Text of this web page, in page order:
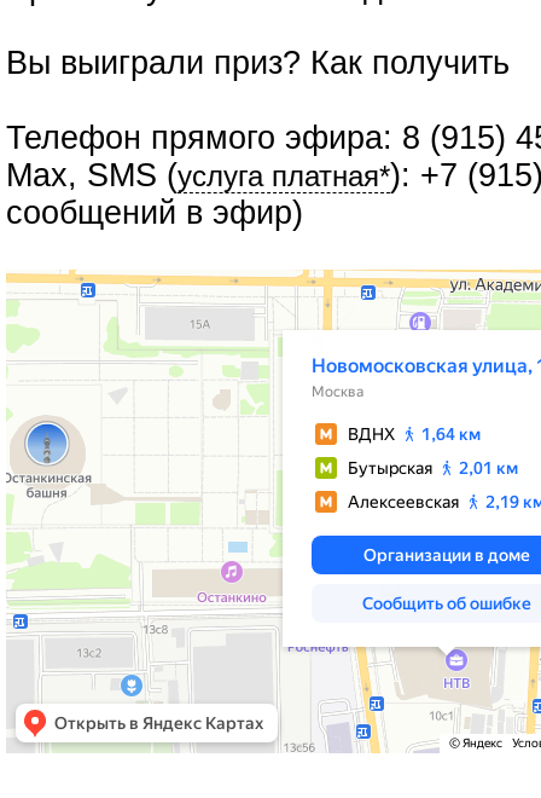
Вы выиграли приз? Как получить
Телефон прямого эфира: 8 (915)
Max, SMS (услуга платная*): +7
сообщений в эфир)